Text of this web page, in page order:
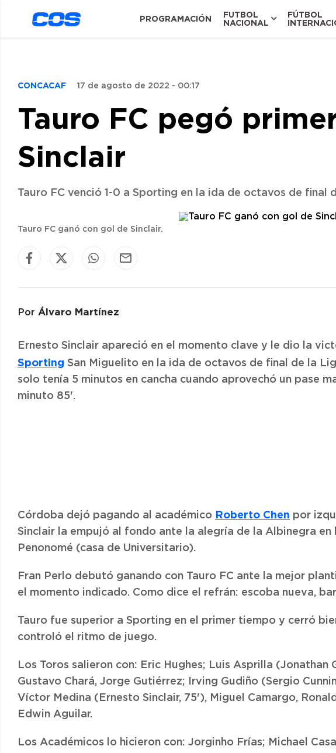
PROGRAMACIÓN
FUTBOL
NACIONAL
FÚTBOL
CONCACAF 17 de agosto de 2022 - 00:17
Tauro FC pegó
Sinclair
Tauro FC venció 1-0 a Sporting en la ida de octavos de
Tauro FC ganó con gol de Sinclair.
Por Álvaro Martínez
Ernesto Sinclair apareció en el momento clave y le dio la
Sporting San Miguelito en la ida de octavos de final de la
solo tenía 5 minutos en cancha cuando aprovechó un pase
minuto 85'.
Córdoba dejó pagando al académico Roberto Chen por
Sinclair la empujó al fondo ante la alegría de la Albinegra
Penonomé (casa de Universitario).
Fran Perlo debutó ganando con Tauro FC ante la mejor
el momento indicado. Como dice el refrán: escoba nueva,
Tauro fue superior a Sporting en el primer tiempo y cerró
controló el ritmo de juego.
Los Toros salieron con: Eric Hughes; Luis Asprilla (Jonathan
Gustavo Chará, Jorge Gutiérrez; Irving Gudiño (Sergio
Víctor Medina (Ernesto Sinclair, 75'), Miguel Camargo,
Edwin Aguilar.
Los Académicos lo hicieron con: Jorginho Frías; Michael